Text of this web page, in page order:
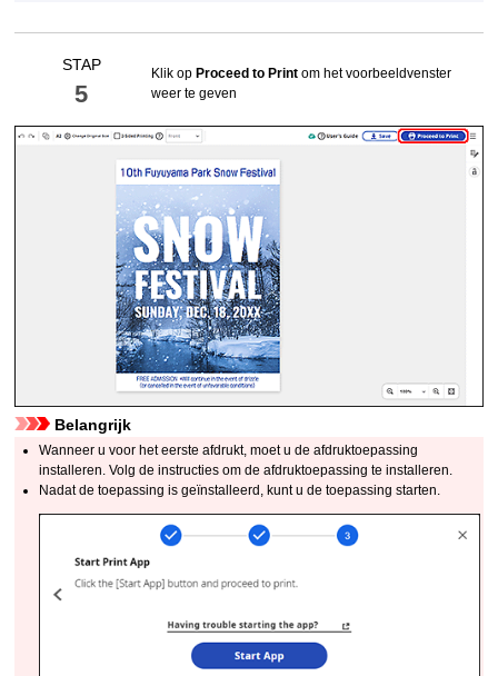
STAP
5
Klik opProceed to Print om het voorbeeldvenster
weer te geven
Belangrijk
Wanneer u voor het eerste afdrukt, moet u de afdruktoepassing
installeren. Volg de instructies om de afdruktoepassing te installeren.
Nadat de toepassing is geïnstalleerd, kunt u de toepassing starten.